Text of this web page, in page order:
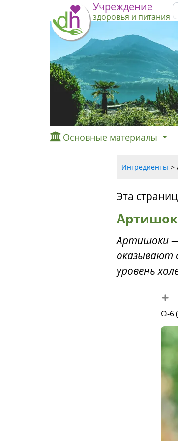
Учреждение
здоровья и питания
Основные материалы
Ингредиенты
Эта
Артишоки
оказывают
уровень
Ω-6